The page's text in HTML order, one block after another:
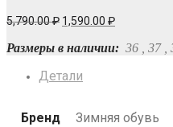
5,790.00₽ Первоначальная
составляла
1,590.00 ₽Текущая
1,590.00 ₽.
Размеры в наличии: 36 , 37 ,
Детали
Бренд Зимняя обувь